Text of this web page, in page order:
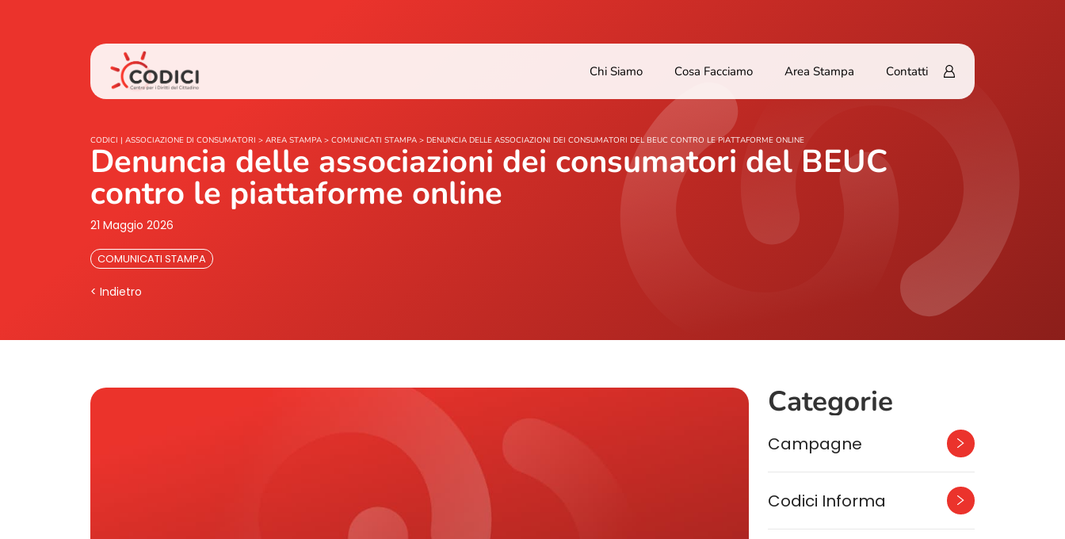
Chi Siamo Cosa Facciamo Area Stampa Contatti
CODICI | ASSOCIAZIONE DI CONSUMATORI > AREA STAMPA > COMUNICATI STAMPA > DENUNCIA DELLE ASSOCIAZIONI DEI CONSUMATORI DEL BEUC CONTRO LE PIATTAFORME ONLINE
Denuncia delle associazioni dei consumatori del BEUC
contro le piattaforme online
21 Maggio 2026
COMUNICATI STAMPA
< Indietro
Categorie
Campagne
Codici Informa